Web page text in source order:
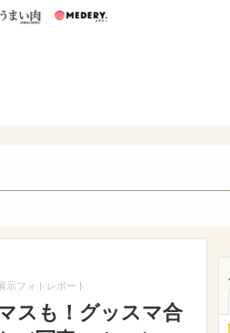
いパン うまい肉
示フォトレポート
スも！グッスマ合